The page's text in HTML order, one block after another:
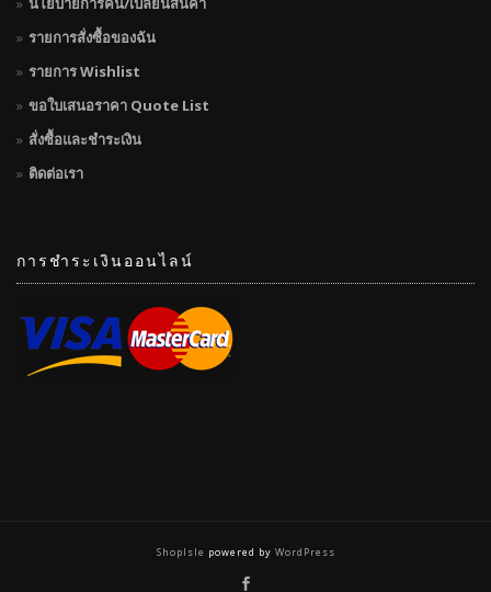
รายการสั่งซื้อของฉัน
รายการ Wishlist
ขอใบเสนอราคา Quote List
สั่งซื้อและชำระเงิน
ติดต่อเรา
การชำระเงินออนไลน์
ShopIsle powered by WordPress